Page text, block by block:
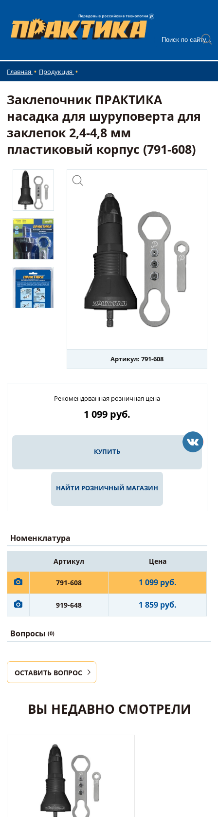
Главная Продукция
Заклепочник ПРАКТИКА
насадка для шуруповерта для
заклепок 2,4-4,8 мм
пластиковый корпус (791-608)
Артикул: 791-608
Рекомендованная розничная цена
1 099 руб.
КУПИТЬ
НАЙТИ РОЗНИЧНЫЙ МАГАЗИН
Номенклатура
Артикул Цена
791-608 1 099 руб.
919-648 1 859 руб.
Вопросы (0)
ОСТАВИТЬ ВОПРОС
ВЫ НЕДАВНО СМОТРЕЛИ